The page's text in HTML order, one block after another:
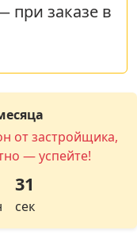
при заказе в
от застройщика,
— успейте!
30
сек